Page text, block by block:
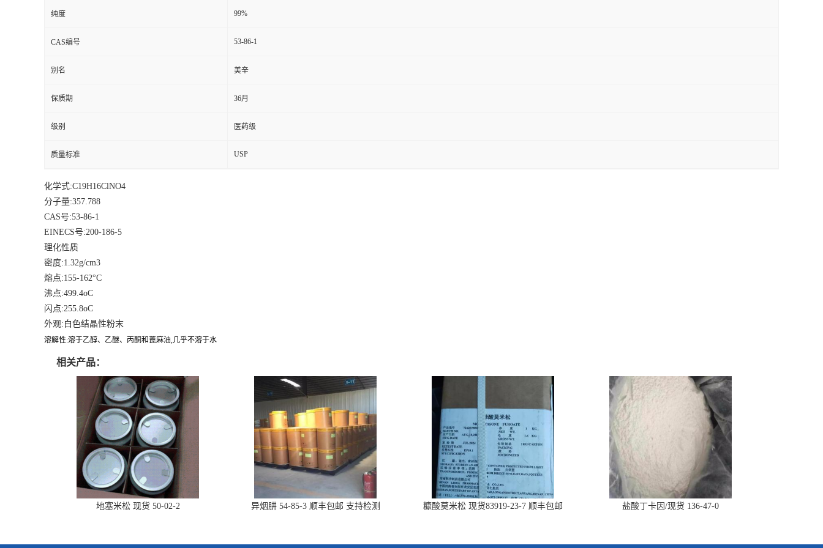
纯度 99%
CAS编号 53-86-1
别名 美辛
保质期 36月
级别 医药级
质量标准 USP
化学式:C19H16ClNO4
分子量:357.788
CAS号:53-86-1
EINECS号:200-186-5
理化性质
密度:1.32g/cm3
熔点:155-162°C
沸点:499.4oC
闪点:255.8oC
外观:白色结晶性粉末
溶解性:溶于乙醇、乙醚、丙酮和蓖麻油,几乎不溶于水
相关产品：
地塞米松 现货 50-02-2 异烟肼 54-85-3 顺丰包邮 支持检测 糠酸莫米松 现货83919-23-7 顺丰包邮 盐酸丁卡因/现货 136-47-0